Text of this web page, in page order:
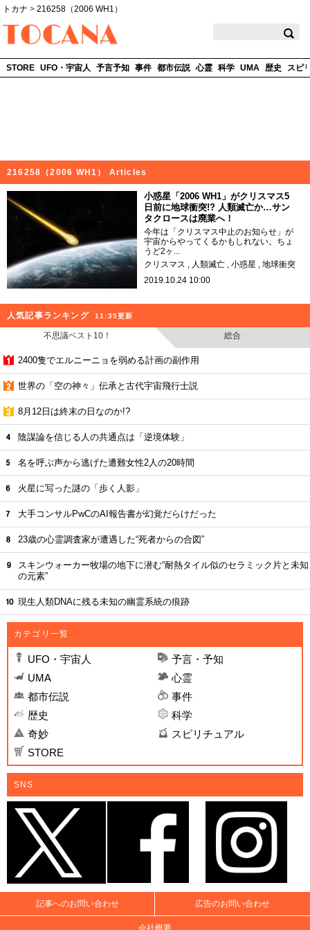
トカナ > 216258（2006 WH1）
STORE UFO・宇宙人 予言予知 事件 都市伝説 心霊 科学 UMA 歴史 スピ
216258（2006 WH1） Articles
小惑星「2006 WH1」がクリスマス5
日前に地球衝突!? 人類滅亡か…サン
タクロースは廃業へ！
今年は「クリスマス中止のお知らせ」が
宇宙からやってくるかもしれない。ちょ
うど2ヶ...
クリスマス
人類滅亡 小惑星
地球衝突
2019.10.24 10:00
人気記事ランキング 11:35更新
不思議ベスト10！ 総合
2400隻でエルニーニョを弱める計画の副作用
世界の「空の神々」伝承と古代宇宙飛行士説
8月12日は終末の日なのか!?
陰謀論を信じる人の共通点は「逆境体験」
名を呼ぶ声から逃げた遭難女性2人の20時間
火星に写った謎の「歩く人影」
大手コンサルPwCのAI報告書が幻覚だらけだった
23歳の心霊調査家が遭遇した“死者からの合図”
スキンウォーカー牧場の地下に潜む“耐熱タイル似のセラミック片と未知
の元素”
現生人類DNAに残る未知の幽霊系統の痕跡
カテゴリ一覧
UFO・宇宙人
予言・予知
UMA
心霊
都市伝説
事件
歴史
科学
奇妙
スピリチュアル
STORE
SNS
記事へのお問い合わせ 広告のお問い合わせ
会社概要